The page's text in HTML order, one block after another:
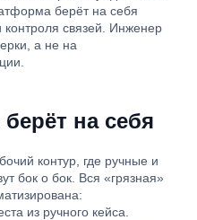
берёт на себя
контроля связей. Инженер
а не на
на себя
контур, где ручные и
бок о бок. Вся «грязная»
из ручного кейса.